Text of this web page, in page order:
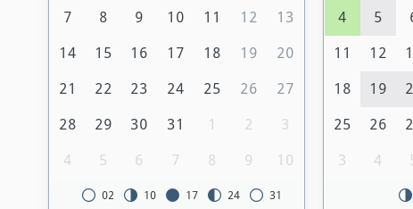
7 8 9 10 11 12 13
14 15 16 17 18 19 20
21 22 23 24 25 26 27
28 29 30 31 1 2 3
4 5 6 7 8 9 10
02 10 17 24 31
4 5
11 12
18 19
25 26
3 4